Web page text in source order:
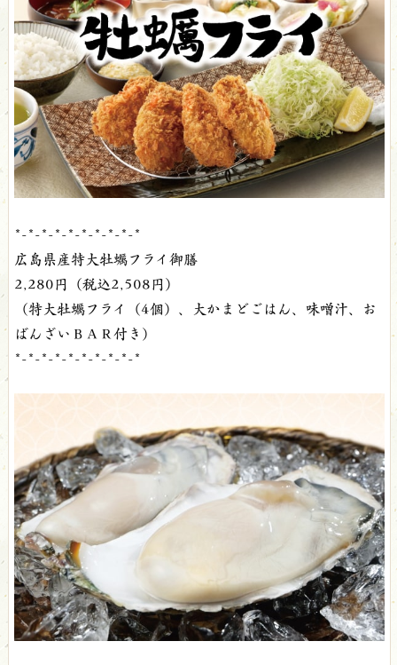
*-*-*-*-*-*-*-*-*-*
広島県産特大牡蠣フライ御膳
2,280円（税込2,508円）
（特大牡蠣フライ（4個）、大かまどごはん、味噌汁、お
ばんざいＢＡＲ付き）
*-*-*-*-*-*-*-*-*-*